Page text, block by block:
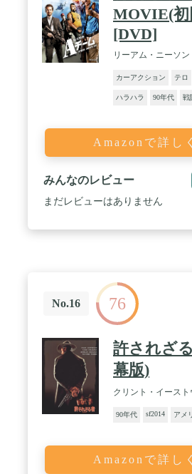
MOVIE(初
[DVD]
リーアム・ニーソン
カーアクション テロ
ハラハラ 90年代 戦
Amazonで詳し
みんなのレビュー
まだレビューはありません
No.16 76
許されざ
幕版)
クリント・イースト
90年代 sf2014 アメ
Amazonで詳し